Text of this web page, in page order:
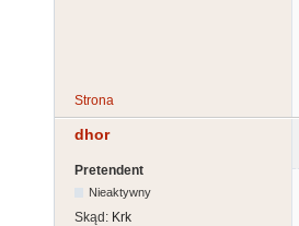
Strona
dhor
Pretendent
Nieaktywny
Skąd: Krk